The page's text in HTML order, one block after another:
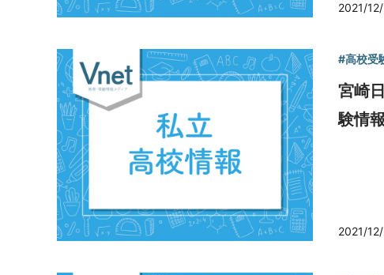
2021/
#高校受
宮崎
験情
2021/